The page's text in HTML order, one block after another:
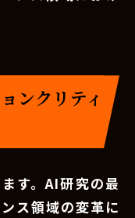
ンクリティ
す。AI研究の最
ス領域の変革に